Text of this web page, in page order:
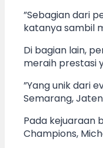
”Sebagian dari
katanya sambil
Di bagian lain,
meraih prestasi
”Yang unik dari
Semarang,
Pada kejuaraan
Champions,